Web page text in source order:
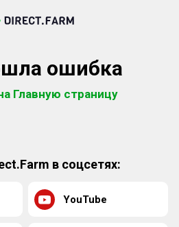
ошибка
Главную страницу
в соцсетях:
YouTube